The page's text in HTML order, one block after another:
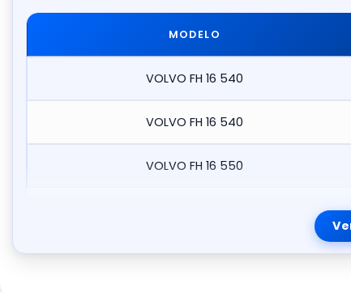
MODELO
VOLVO FH 16 540
VOLVO FH 16 540
VOLVO FH 16 550